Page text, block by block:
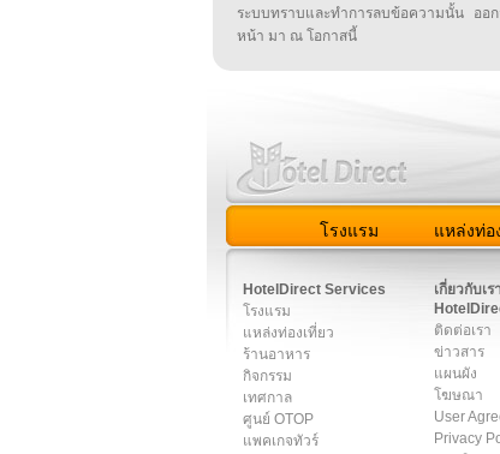
ระบบทราบและทำการลบข้อความนั้น ออ
หน้า มา ณ โอกาสนี้
โรงแรม แหล่งท่อ
HotelDirect Services
โรงแรม
แหล่งท่องเที่ยว
ร้านอาหาร
กิจกรรม
เทศกาล
ศูนย์ OTOP
แพคเกจทัวร์
เกี่ยวกับเรา
ติดต่อเรา
ข่าวสาร
แผนผัง
โฆษณา
User
Privacy